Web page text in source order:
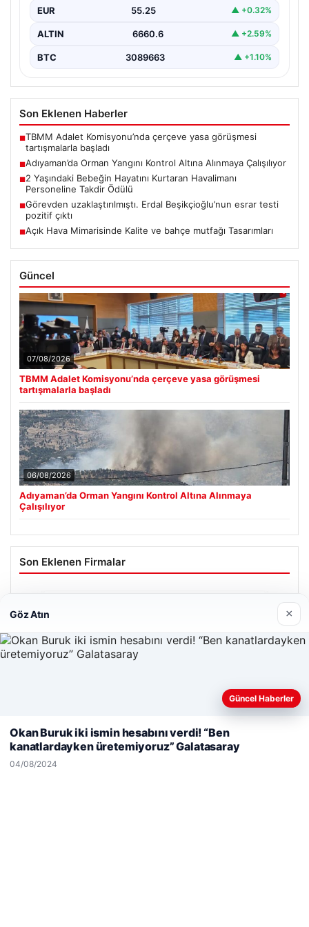
EUR 55.25 ▲ +0.32%
ALTIN 6660.6 ▲ +2.59%
BTC 3089663 ▲ +1.10%
Son Eklenen Haberler
■TBMM Adalet Komisyonu’nda çerçeve yasa görüşmesi
tartışmalarla başladı
■Adıyaman’da Orman Yangını Kontrol Altına Alınmaya Çalışılıyor
■2 Yaşındaki Bebeğin Hayatını Kurtaran Havalimanı
Personeline Takdir Ödülü
■Görevden uzaklaştırılmıştı. Erdal Beşikçioğlu’nun esrar testi
pozitif çıktı
■Açık Hava Mimarisinde Kalite ve bahçe mutfağı Tasarımları
Güncel
07/08/2026
TBMM Adalet Komisyonu’nda çerçeve yasa görüşmesi
tartışmalarla başladı
06/08/2026
Adıyaman’da Orman Yangını Kontrol Altına Alınmaya
Çalışılıyor
Son Eklenen Firmalar
Web sitemizi nasıl kullandığınızı daha iyi anlayabilmek,
kullanıyoruz.Çerez Politikamız
Göz Atın ×
Güncel Haberler
Okan Buruk iki ismin hesabını verdi! “Ben
kanatlardayken üretemiyoruz” Galatasaray
04/08/2024